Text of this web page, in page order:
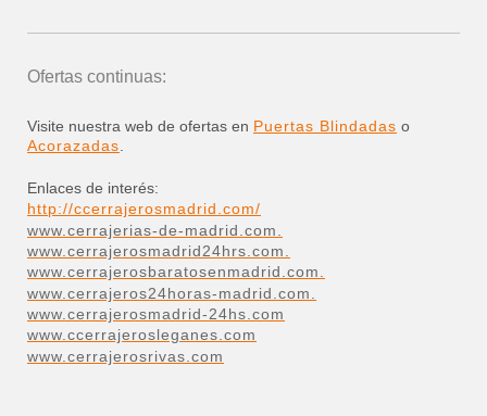
Ofertas continuas:
Visite nuestra web de ofertas en Puertas Blindadas o
Acorazadas
Enlaces de interés:
http://ccerrajerosmadrid.com/
www.cerrajerias-de-madrid.com.
www.cerrajerosmadrid24hrs.com.
www.cerrajerosbaratosenmadrid.com.
www.cerrajeros24horas-madrid.com.
www.cerrajerosmadrid-24hs.com
www.ccerrajerosleganes.com
www.cerrajerosrivas.com